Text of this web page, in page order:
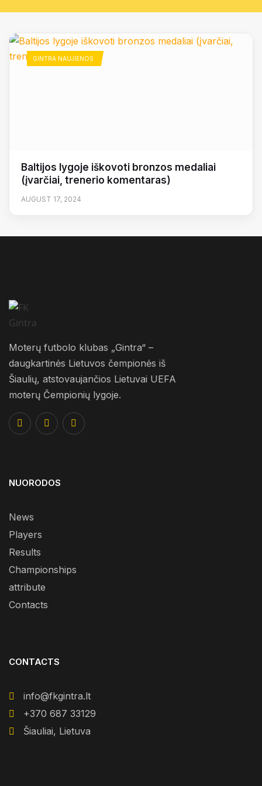
GINTRA NAUJIENOS
Baltijos lygoje iškovoti bronzos medaliai
(įvarčiai, trenerio komentaras)
AUGUST 17, 2024
Moterų futbolo klubas „Gintra“ –
daugkartinės Lietuvos čempionės iš
Šiaulių, atstovaujančios Lietuvai UEFA
moterų Čempionių lygoje.
NUORODOS
News
Players
Results
Championships
attribute
Contacts
CONTACTS
info@fkgintra.lt
+370 687 33129
Šiauliai, Lietuva